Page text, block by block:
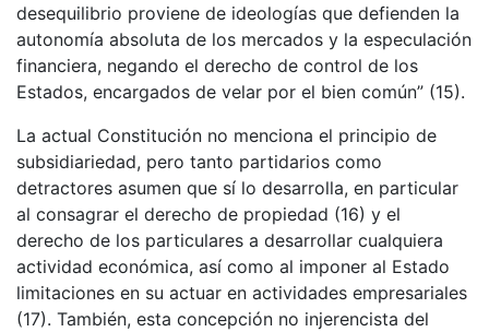
desequilibrio proviene de ideologías que defienden la
autonomía absoluta de los mercados y la especulación
financiera, negando el derecho de control de los
Estados, encargados de velar por el bien común” (15).
La actual Constitución no menciona el principio de
subsidiariedad, pero tanto partidarios como
detractores asumen que sí lo desarrolla, en particular
al consagrar el derecho de propiedad (16) y el
derecho de los particulares a desarrollar cualquiera
actividad económica, así como al imponer al Estado
limitaciones en su actuar en actividades empresariales
(17). También, esta concepción no injerencista del